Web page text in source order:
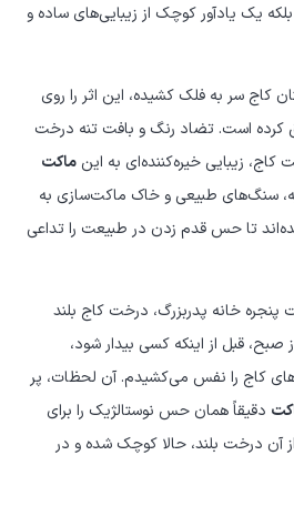
یک یادآور کوچک از زیبایی‌های ساده و
کاج سر به فلک کشیده، این اثر را روی
کرده است. تضاد رنگ و بافت تنه درخت
زیبایی خیره‌کننده‌ای به این ماکت
سنگ‌های طبیعی و خاک ماکت‌سازی به
تا حس قدم زدن در طبیعت را تداعی
خانه پدربزرگ، درخت کاج بلند
صبح، قبل از اینکه کسی بیدار شود،
کاج را نفس می‌کشیدم. آن لحظات، پر
دقیقاً همان حس نوستالژیک را برای
آن درخت بلند، حالا کوچک شده و در